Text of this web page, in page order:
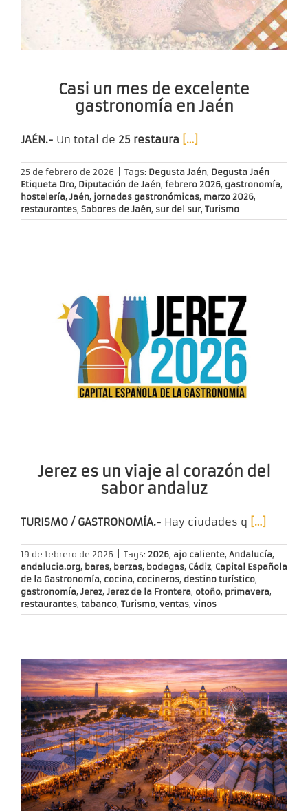
Casi un mes de excelente
gastronomía en Jaén
JAÉN.- Un total de 25 restaura […]
25 de febrero de 2026 Tags: Degusta Jaén, Degusta Jaén
Etiqueta Oro, Diputación de Jaén, febrero 2026, gastronomía,
hostelería, Jaén, jornadas gastronómicas, marzo 2026,
restaurantes, Sabores de Jaén, sur del sur, Turismo
Jerez es un viaje al corazón del
sabor andaluz
TURISMO / GASTRONOMÍA.- Hay ciudades q […]
19 de febrero de 2026 Tags: 2026, ajo caliente, Andalucía,
andalucia.org, bares, berzas, bodegas, Cádiz, Capital Española
de la Gastronomía, cocina, cocineros, destino turístico,
gastronomía, Jerez, Jerez de la Frontera, otoño, primavera,
restaurantes, tabanco, Turismo, ventas, vinos